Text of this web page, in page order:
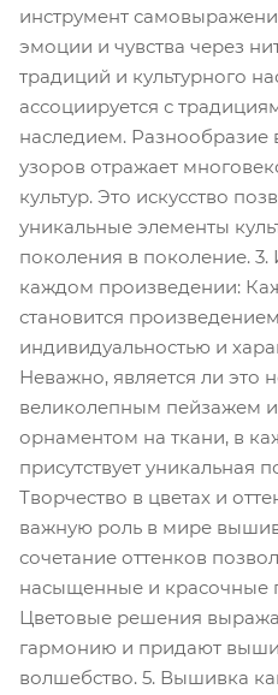
инструмент
эмоции и чувства через
традиций и культурного
ассоциируется с
наследием.
узоров отражает
культур. Это искусство
уникальные элементы
поколения в поколение. 3.
каждом произведении:
становится
индивидуальностью и
Неважно, является ли
великолепным пейзажем
орнаментом на ткани, в
присутствует уникальная
Творчество в цветах и
важную роль в мире
сочетание оттенков
насыщенные и красочные
Цветовые решения
гармонию и придают
волшебство. 5. Вышивка